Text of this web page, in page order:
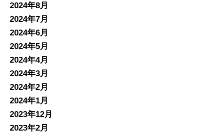
2024年8月
2024年7月
2024年6月
2024年5月
2024年4月
2024年3月
2024年2月
2024年1月
2023年12月
2023年2月